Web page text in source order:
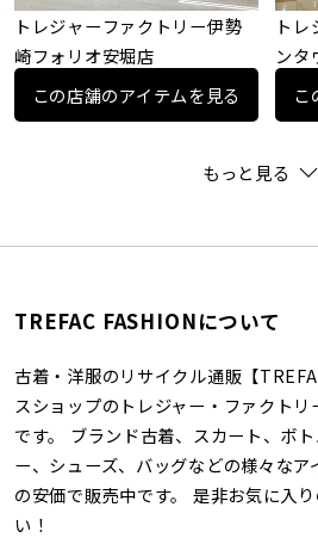
トレジャーファクトリー伊勢
崎フォリオ安堀店
この店舗のアイテムを見る
ト
ンタ
こ
もっと見る
TREFAC FASHIONについて
古着・洋服のリサイクル通販【
スショップのトレジャー・ファクト
です。 ブランド古着、スカート、ボ
ー、シューズ、バッグなどの様々な
の安価で販売中です。 是非お気に入
い！